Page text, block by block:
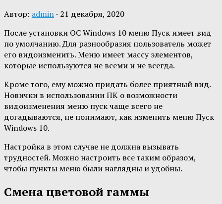
Автор: admin · 21 декабря, 2020
После установки ОС Windows 10 меню Пуск имеет вид
по умолчанию. Для разнообразия пользователь может
его видоизменить. Меню имеет массу элементов,
которые используются не всеми и не всегда.
Кроме того, ему можно придать более приятный вид.
Новички в использовании ПК о возможности
видоизменения меню пуск чаще всего не
догадываются, не понимают, как изменить меню Пуск
Windows 10.
Настройка в этом случае не должна вызывать
трудностей. Можно настроить все таким образом,
чтобы пункты меню были наглядны и удобны.
Смена цветовой гаммы